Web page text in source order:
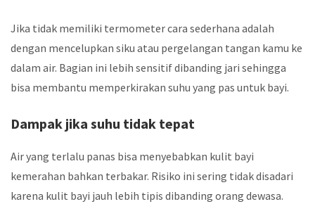
Jika tidak memiliki termometer cara sederhana adalah
dengan mencelupkan siku atau pergelangan tangan kamu ke
dalam air. Bagian ini lebih sensitif dibanding jari sehingga
bisa membantu memperkirakan suhu yang pas untuk bayi.
Dampak jika suhu tidak tepat
Air yang terlalu panas bisa menyebabkan kulit bayi
kemerahan bahkan terbakar. Risiko ini sering tidak disadari
karena kulit bayi jauh lebih tipis dibanding orang dewasa.